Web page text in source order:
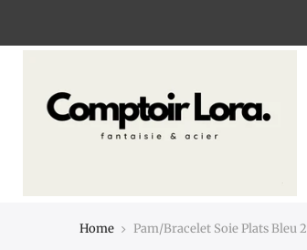
Home Pam/Bracelet Soie Plats Bleu 2